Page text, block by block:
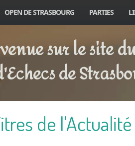
OPEN DE STRASBOURG PARTIES
sur le site
de
de l'Actualité